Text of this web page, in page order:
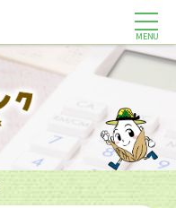
MENU